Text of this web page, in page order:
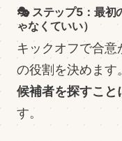
🎭 ステップ5：最初
ゃなくていい）
キックオフで合
の役割を決めます
候補者を探すこ
す。